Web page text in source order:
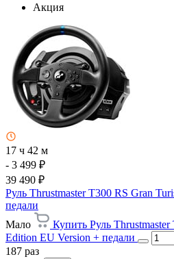
Акция
17 ч 42 м
- 3 499 ₽
39 490 ₽
Руль Thrustmaster T300 RS Gran
педали
Мало
Купить Руль
Edition EU Version + педали
187 раз